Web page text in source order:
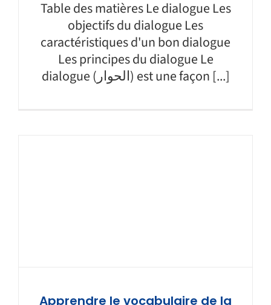
Table des matières Le dialogue Les
objectifs du dialogue Les
caractéristiques d'un bon dialogue
Les principes du dialogue Le
dialogue (الحوار) est une façon [...]
Apprendre le vocabulaire de la